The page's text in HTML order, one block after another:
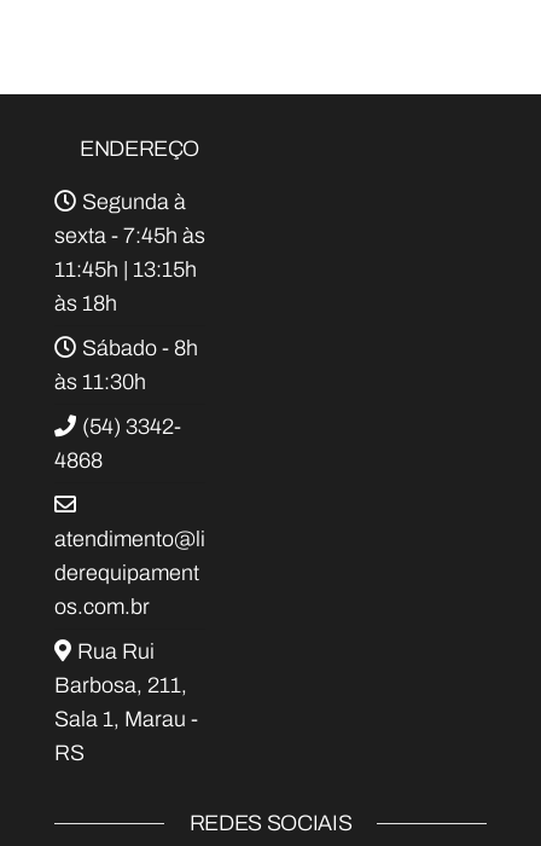
ENDEREÇO
Segunda à
sexta - 7:45h às
11:45h | 13:15h
às 18h
Sábado - 8h
às 11:30h
(54) 3342-
4868
atendimento@li
derequipament
os.com.br
Rua Rui
Barbosa, 211,
Sala 1, Marau -
RS
REDES SOCIAIS